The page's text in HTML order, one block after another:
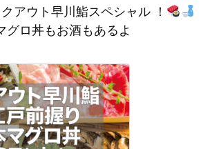
アウト早川鮨スペシャル ！
グロ丼もお酒もあるよ